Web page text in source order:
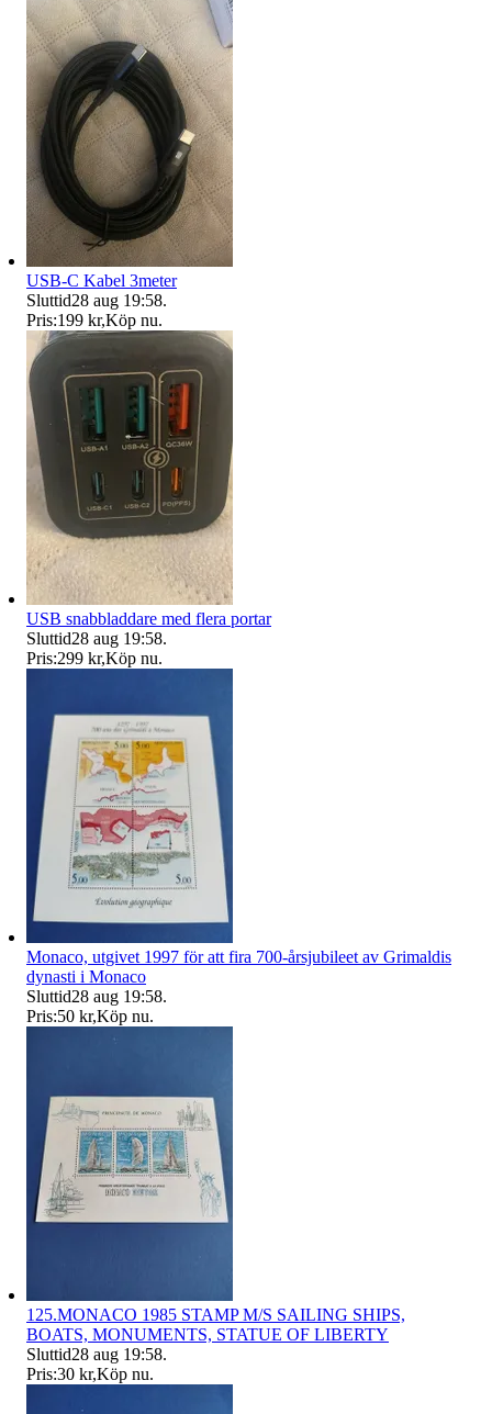
USB-C Kabel 3meter
Sluttid28 aug 19:58.
Pris:199 kr,Köp nu.
USB snabbladdare med flera portar
Sluttid28 aug 19:58.
Pris:299 kr,Köp nu.
Monaco, utgivet 1997 för att fira 700-årsjubileet av Grimaldis
dynasti i Monaco
Sluttid28 aug 19:58.
Pris:50 kr,Köp nu.
125.MONACO 1985 STAMP M/S SAILING SHIPS,
BOATS, MONUMENTS, STATUE OF LIBERTY
Sluttid28 aug 19:58.
Pris:30 kr,Köp nu.